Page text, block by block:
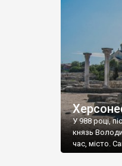
культурної
Офіційно –
влада в
У 988 році,
князь
час, місто.
диктувати